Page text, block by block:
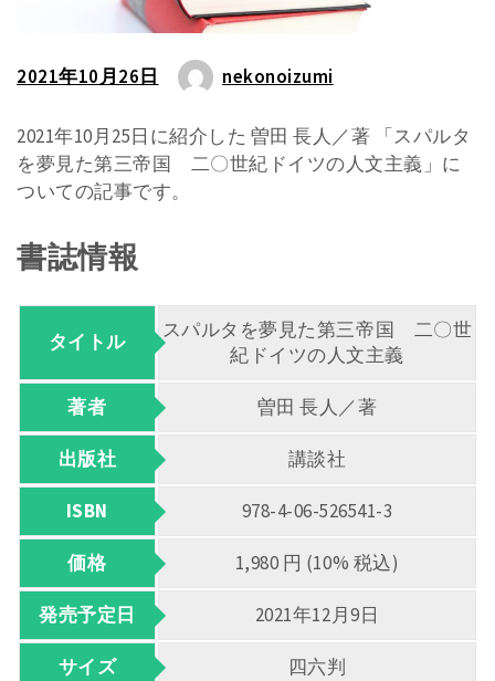
2021年10月26日 nekonoizumi
2021年10月25日に紹介した 曽田 長人／著 「スパルタ
を夢見た第三帝国 二〇世紀ドイツの人文主義」に
ついての記事です。
書誌情報
タイトル
スパルタを夢見た第三帝国 二〇世
紀ドイツの人文主義
著者 曽田 長人／著
出版社 講談社
ISBN 978-4-06-526541-3
価格 1,980 円 (10% 税込)
発売予定日 2021年12月9日
サイズ 四六判